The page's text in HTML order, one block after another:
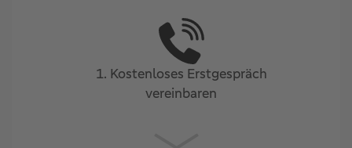
1. Kostenloses Erstgespräch
vereinbaren